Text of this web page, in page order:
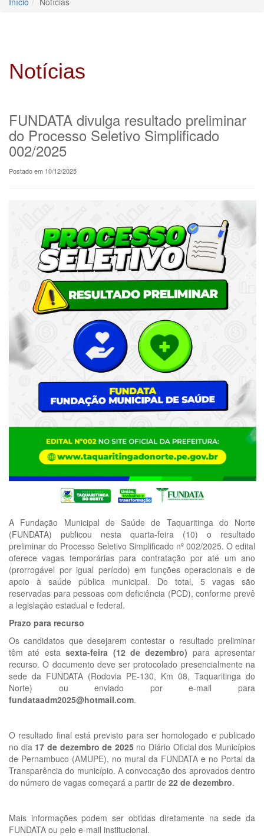
Notícias
FUNDATA divulga resultado preliminar
do Processo Seletivo Simplificado
002/2025
Postado em 10/12/2025
A Fundação Municipal de Saúde de Taquaritinga do Norte
(FUNDATA) publicou nesta quarta-feira (10) o resultado
preliminar do Processo Seletivo Simplificado nº 002/2025. O edital
oferecevagas temporáriaspara contratação por até um ano
(prorrogável por igual período) em funções operacionais e de
apoio à saúde pública municipal. Do total, 5 vagassão
reservadas para pessoas com deficiência (PCD), conforme prevê
a legislação estadual e federal.
Prazo para recurso
Os candidatos que desejarem contestar o resultado preliminar
têm até estasexta-feira (12 de dezembro) para apresentar
recurso. O documento deve ser protocolado presencialmente na
sede da FUNDATA (Rodovia PE-130, Km 08, Taquaritinga do
Norte) ou enviado por e-mail para
fundataadm2025@hotmail.com.
O resultado final está previsto para ser homologado e publicado
no dia 17 de dezembro de 2025no Diário Oficial dos Municípios
de Pernambuco (AMUPE), no mural da FUNDATA e no Portal da
Transparência do município. A convocação dos aprovados dentro
do número de vagas começará a partir de 22 de dezembro.
Mais informações podem ser obtidas diretamente na sede da
FUNDATA ou pelo e-mail institucional.